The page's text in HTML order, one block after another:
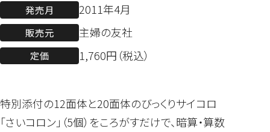
発売月 2011年4月
販売元 主婦の友社
定価 1,760円（税込）
特別添付の12面体と20面体のびっくりサイコロ
「さいコロン」（5個）をころがすだけで、暗算・算数